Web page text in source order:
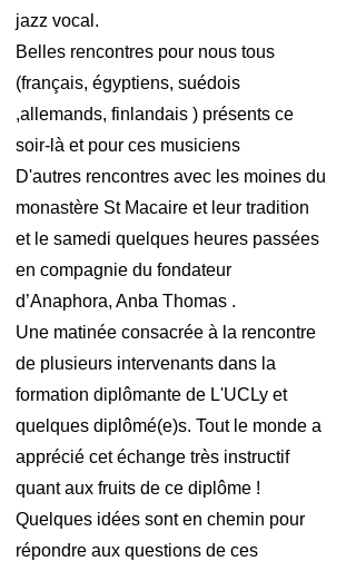
jazz vocal.
Belles rencontres pour nous tous
(français, égyptiens, suédois
,allemands, finlandais ) présents ce
soir-là et pour ces musiciens
D'autres rencontres avec les moines du
monastère St Macaire et leur tradition
et le samedi quelques heures passées
en compagnie du fondateur
d’Anaphora, Anba Thomas .
Une matinée consacrée à la rencontre
de plusieurs intervenants dans la
formation diplômante de L'UCLy et
quelques diplômé(e)s. Tout le monde a
apprécié cet échange très instructif
quant aux fruits de ce diplôme !
Quelques idées sont en chemin pour
répondre aux questions de ces